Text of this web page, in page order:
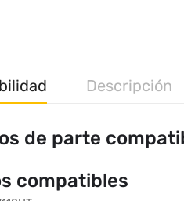
Descripción
de parte
compatibles